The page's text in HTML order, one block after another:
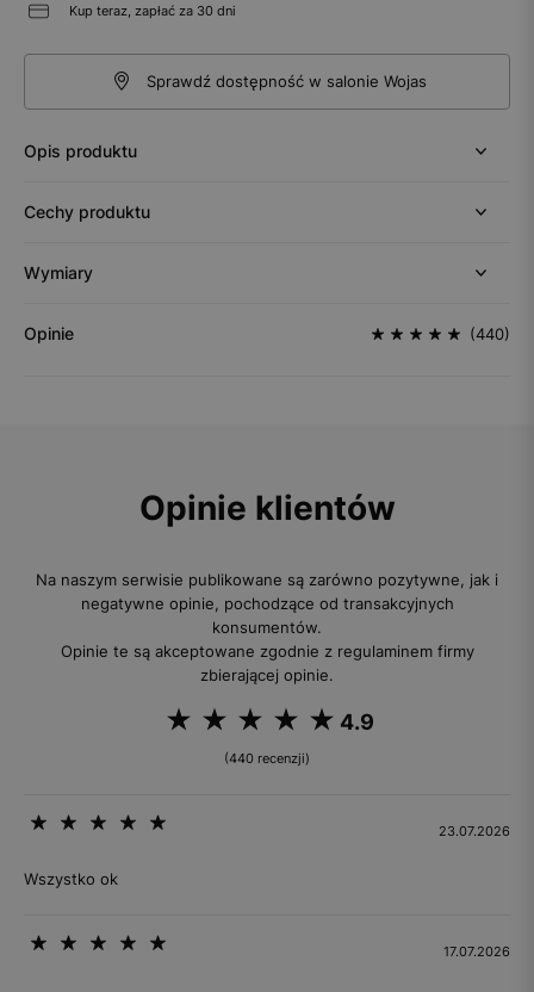
Kup teraz, zapłać za 30 dni
Sprawdź dostępność w salonie Wojas
Opis produktu
Cechy produktu
Wymiary
Opinie (440)
Opinie klientów
Na naszym serwisie publikowane są zarówno pozytywne, jak i
negatywne opinie, pochodzące od transakcyjnych
konsumentów.
Opinie te są akceptowane zgodnie z regulaminem firmy
zbierającej opinie.
4.9
(440 recenzji)
23.07.2026
Wszystko ok
17.07.2026